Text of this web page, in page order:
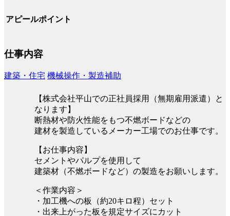
アピールポイント
仕事内容
建築・住宅 機械操作・製造補助
【株式会社平山での正社員採用（無期雇用派遣）と
なります】
断熱材や防火性能をもつ不燃ボードなどの
建材を製造しているメーカー工場でのお仕事です。
【お仕事内容】
セメントやパルプを使用して
建築材（不燃ボードなど）の製造をお願いします。
＜作業内容＞
・加工機への板（約20キロ程）セット
・出来上がった板を規定サイズにカット